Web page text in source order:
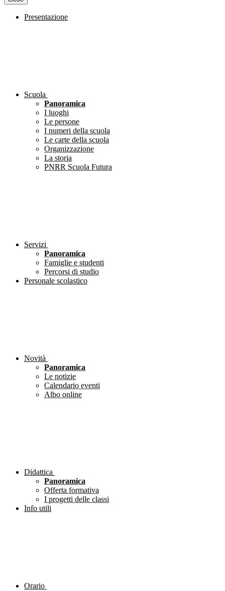
Presentazione
Scuola
Panoramica
I luoghi
Le persone
I numeri della scuola
Le carte della scuola
Organizzazione
La storia
PNRR Scuola Futura
Servizi
Panoramica
Famiglie e studenti
Percorsi di studio
Personale scolastico
Novità
Panoramica
Le notizie
Calendario eventi
Albo online
Didattica
Panoramica
Offerta formativa
I progetti delle classi
Info utili
Orario